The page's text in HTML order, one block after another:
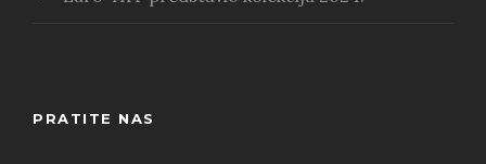
PRATITE NAS